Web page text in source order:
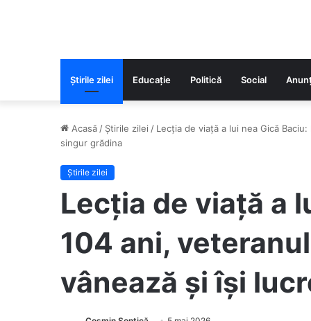
Știrile zilei Educaţie Politică Social
Acasă / Știrile zilei / Lecția de viață a lui nea Gică
singur grădina
Știrile zilei
Lecția de viață a
104 ani,
vânează și își